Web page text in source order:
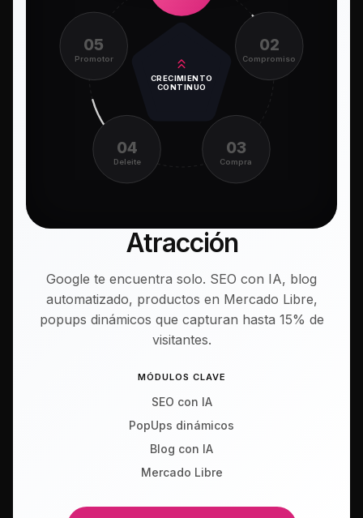
Atracción
Google te encuentra solo. SEO con IA, blog
automatizado, productos en Mercado Libre,
popups dinámicos que capturan hasta 15% de
visitantes.
MÓDULOS CLAVE
SEO con IA
PopUps dinámicos
Blog con IA
Mercado Libre
CRECIMIENTO
CONTINUO
02
Compromiso
03
Compra
04
Deleite
05
Promotor